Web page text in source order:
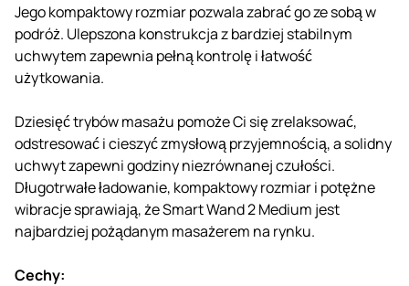
Jego kompaktowy rozmiar pozwala zabrać go ze sobą w
podróż. Ulepszona konstrukcja z bardziej stabilnym
uchwytem zapewnia pełną kontrolę i łatwość
użytkowania.
Dziesięć trybów masażu pomoże Ci się zrelaksować,
odstresować i cieszyć zmysłową przyjemnością, a solidny
uchwyt zapewni godziny niezrównanej czułości.
Długotrwałe ładowanie, kompaktowy rozmiar i potężne
wibracje sprawiają, że Smart Wand 2 Medium jest
najbardziej pożądanym masażerem na rynku.
Cechy: